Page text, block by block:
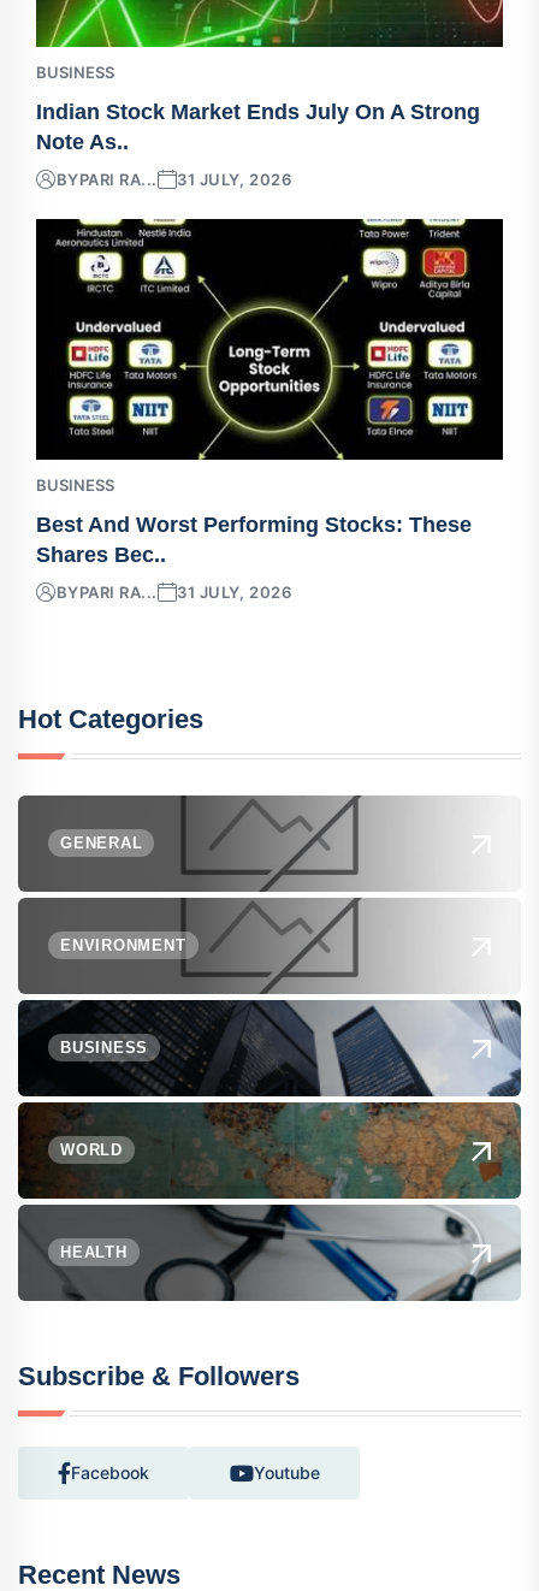
BUSINESS
Indian Stock Market Ends July On A Strong
Note As..
BYPARI RA... 31 JULY, 2026
BUSINESS
Best And Worst Performing Stocks: These
Shares Bec..
BYPARI RA... 31 JULY, 2026
Hot Categories
GENERAL
ENVIRONMENT
BUSINESS
WORLD
HEALTH
Subscribe & Followers
Facebook Youtube
Recent News